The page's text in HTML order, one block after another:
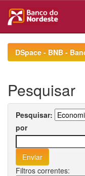
navigationDSpace - BNB -
Pesquisar
Pesquisar:
por
Filtros correntes: